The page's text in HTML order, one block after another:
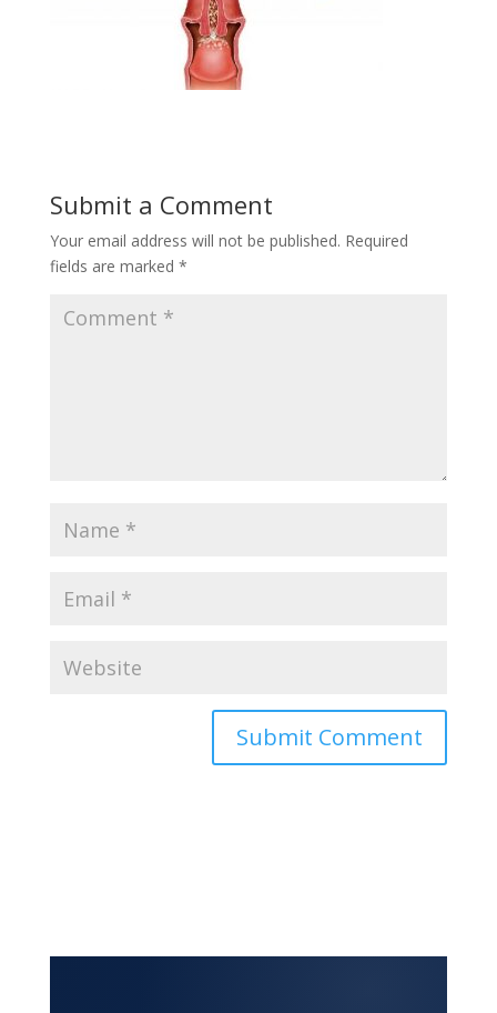
Submit a Comment
Your email address will not be published. Required
fields are marked *